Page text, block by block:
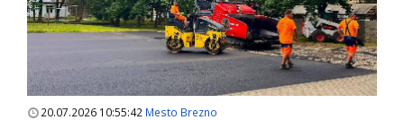
20.07.2026 10:55:42 Mesto Brezno